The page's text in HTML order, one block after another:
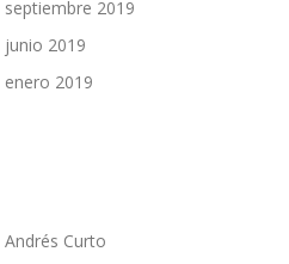
septiembre 2019
junio 2019
enero 2019
Andrés Curto